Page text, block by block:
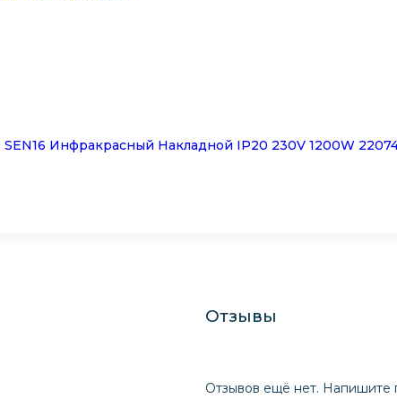
Инфракрасный Накладной IP20 230V 1200W
Отзывы
Отзывов ещё нет. Напишите